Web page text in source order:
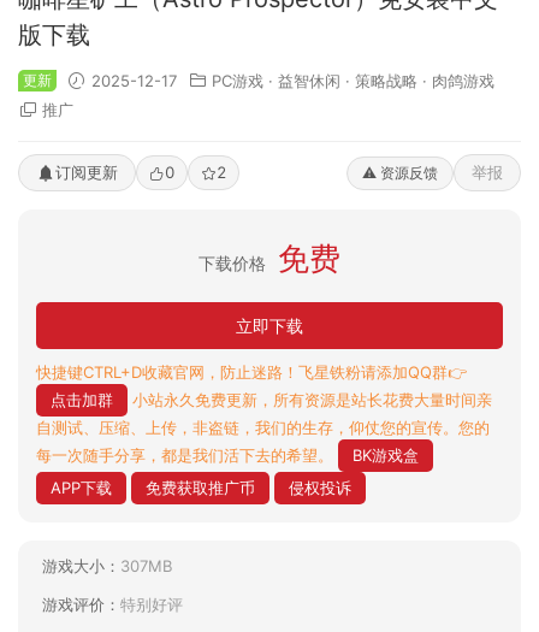
版下载
更新 2025-12-17 PC游戏 · 益智休闲 · 策略战略 · 肉鸽游戏
推广
订阅更新 0 2 ⚠️ 资源反馈 举报
下载价格 免费
立即下载
快捷键CTRL+D收藏官网，防止迷路！飞星铁粉请添加QQ群👉
点击加群
小站永久免费更新，所有资源是站长花费大量时间亲
自测试、压缩、上传，非盗链，我们的生存，仰仗您的宣传。您的
每一次随手分享，都是我们活下去的希望。
BK游戏盒
APP下载
免费获取推广币 侵权投诉
游戏大小： 307MB
游戏评价： 特别好评